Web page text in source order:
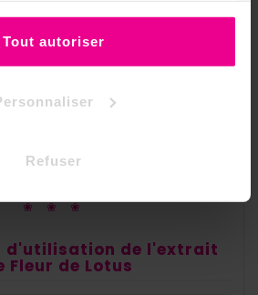
Tout autoriser
Refuser
à un besoin
: à chaque intention,
à ses propriétés de
la composition de :
❀ ❀ ❀
d'utilisation de l'extrait
de Lotus